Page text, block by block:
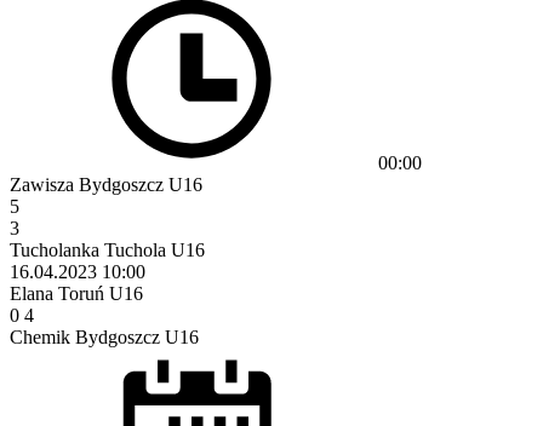
00:00
Zawisza Bydgoszcz U16
5
3
Tucholanka Tuchola U16
16.04.2023 10:00
Elana Toruń U16
0 4
Chemik Bydgoszcz U16